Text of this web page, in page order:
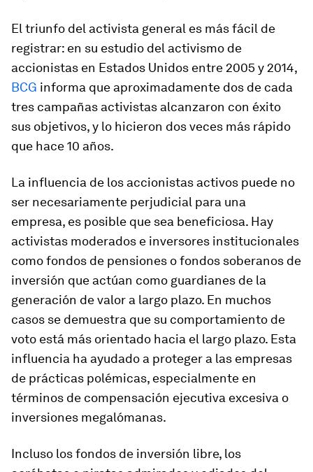
El triunfo del activista general es más fácil de
registrar: en su estudio del activismo de
accionistas en Estados Unidos entre 2005 y 2014,
BCG informa que aproximadamente dos de cada
tres campañas activistas alcanzaron con éxito
sus objetivos, y lo hicieron dos veces más rápido
que hace 10 años.
La influencia de los accionistas activos puede no
ser necesariamente perjudicial para una
empresa, es posible que sea beneficiosa. Hay
activistas moderados e inversores institucionales
como fondos de pensiones o fondos soberanos de
inversión que actúan como guardianes de la
generación de valor a largo plazo. En muchos
casos se demuestra que su comportamiento de
voto está más orientado hacia el largo plazo. Esta
influencia ha ayudado a proteger a las empresas
de prácticas polémicas, especialmente en
términos de compensación ejecutiva excesiva o
inversiones megalómanas.
Incluso los fondos de inversión libre, los